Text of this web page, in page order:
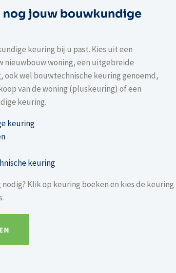
nog jouw bouwkundige
keuring bij u past. Kies uit een
nieuwbouw woning, een uitgebreide
ook wel bouwtechnische keuring genoemd,
van de woning (pluskeuring) of een
keuring.
keuring
keuring
Klik op keuring boeken en kies de keuring